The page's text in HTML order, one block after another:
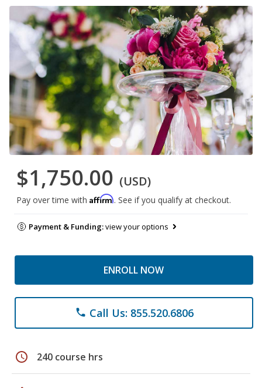
$1,750.00 (USD)
Pay over time with Affirm. See if you qualify at checkout.
Payment & Funding:view your options
ENROLL NOW
phone Call Us: 855.520.6806
schedule 240 course hrs